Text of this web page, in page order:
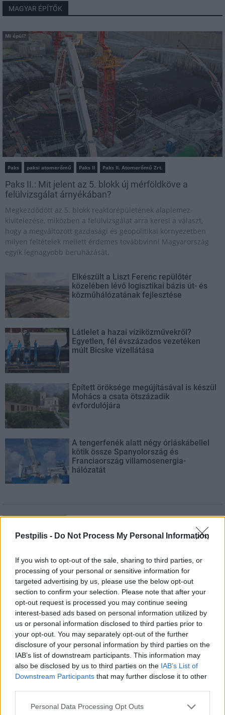
Pestpilis - Do Not Process My Personal Information
If you wish to opt-out of the sale, sharing to third parties, or
processing of your personal or sensitive information for
targeted advertising by us, please use the below opt-out
section to confirm your selection. Please note that after your
opt-out request is processed you may continue seeing
interest-based ads based on personal information utilized by
us or personal information disclosed to third parties prior to
your opt-out. You may separately opt-out of the further
disclosure of your personal information by third parties on the
IAB’s list of downstream participants. This information may
also be disclosed by us to third parties on the IAB’s List of
Downstream Participants that may further disclose it to other
Personal Data Processing Opt Outs
MAGYAR ÉPÍTŐK
Mi épül?
Paks paksi atomerőmű Paks II Paks II. Atomerőmű Zrt.
Paks II.: Mit jelent az 5. blokk új mérföldköve a
felülvizsgálat árnyékában?
Megkezdődött az 5. blokk reaktorépületének alaplemez-
kivitelezése, miközben a felülvizsgálat arra keresi a választ,
hogy a megváltozott gazdasági és geopolitikai környezetben
milyen feltételek mellett érdemes továbbvinni Magyarország
egyik legnagyobb beruházását.
Elkészült a Liszt Ferenc repülőtér
közelében lévő logisztikai bázis út- és
közműhálózatának fejlesztése
Látlelet a hazai víziközművekről?
Egyetlen, fél évszázados vezetéken
múlt Bicske vízellátása
Épített öröksége megújításával is készül
Mohács a csata ötszázadik
évfordulójára
A tengerfenék alatt négy óriáskábellel
kötik össze Spanyolország és
Franciaország villamosenergia-
hálózatát
Csökkenti Józsefváros az üresen álló lakásállományát